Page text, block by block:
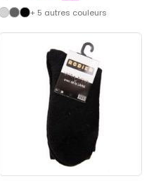
+ 5 autres couleurs